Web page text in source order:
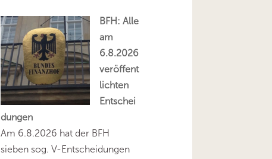
BFH: Alle
am
6.8.2026
veröffent
lichten
Entschei
dungen
Am 6.8.2026 hat der BFH
sieben sog. V-Entscheidungen